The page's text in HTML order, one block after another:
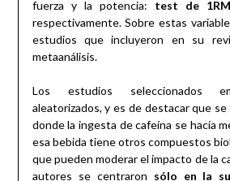
fuerza y la potencia: test de
respectivamente. Sobre estas
estudios que incluyeron en su
metaanálisis.
Los estudios seleccionados
aleatorizados, y es de destacar que
donde la ingesta de cafeína se hacía
esa bebida tiene otros compuestos
que pueden moderar el impacto de la
autores se centraron sólo en la